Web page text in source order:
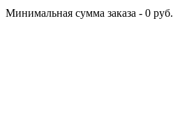
Минимальная сумма заказа - 0 руб.